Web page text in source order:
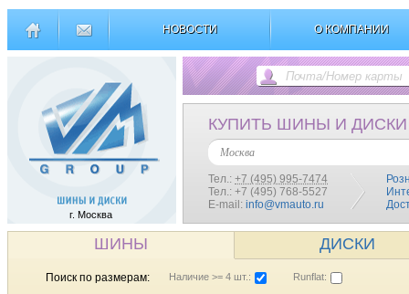
НОВОСТИ О КОМПАНИИ
г. Москва
КУПИТЬ ШИНЫ И ДИСКИ
Москва
Тел.: +7 (495) 995-7474
Тел.: +7 (495) 768-5527
E-mail: info@vmauto.ru
ШИНЫ ДИСКИ
Поиск по размерам: Наличие >= 4 шт.: Runflat: